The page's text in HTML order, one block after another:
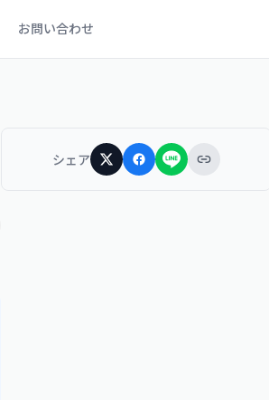
お問い合わせ
シェア